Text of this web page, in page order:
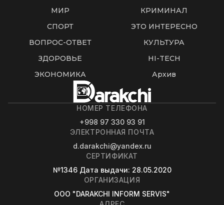
МИР
КРИМИНАЛ
СПОРТ
ЭТО ИНТЕРЕСНО
ВОПРОС-ОТВЕТ
КУЛЬТУРА
ЗДОРОВЬЕ
HI-TECH
ЭКОНОМИКА
Архив
НОМЕР ТЕЛЕФОНА
+998 97 330 93 91
ЭЛЕКТРОННАЯ ПОЧТА
d.darakchi@yandex.ru
СЕРТИФИКАТ
№1346 Дата выдачи: 28.05.2020
ОРГАНИЗАЦИЯ
OOO "DARAKCHI INFORM SERVIS"